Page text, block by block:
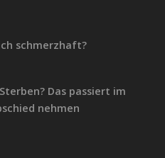
schmerzhaft?
Das passiert im
nehmen